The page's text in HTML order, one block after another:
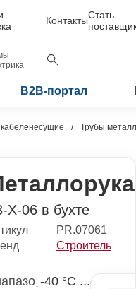
КонтактыСтать
B2B-портал
Трубы
Х-06 в бухте
PR.07061
Строитель
-40 °С ...